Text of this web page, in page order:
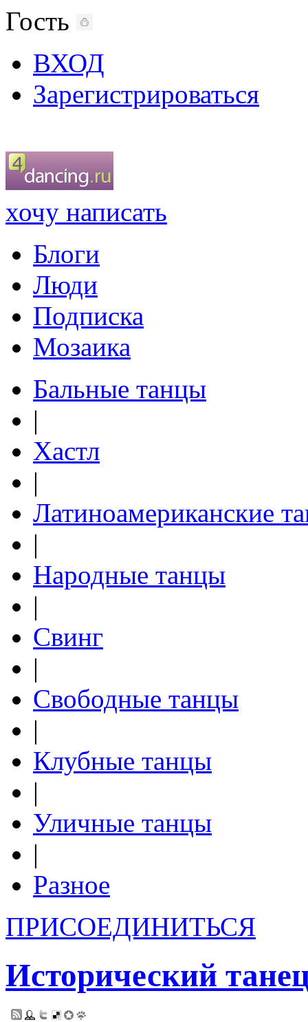
Гость
ВХОД
Зарегистрироваться
хочу написать
Блоги
Люди
Подписка
Мозаика
Бальные танцы
|
Хастл
|
Латиноамериканские
|
Народные танцы
|
Свинг
|
Свободные танцы
|
Клубные танцы
|
Уличные танцы
|
Разное
ПРИСОЕДИНИТЬСЯ
Исторический